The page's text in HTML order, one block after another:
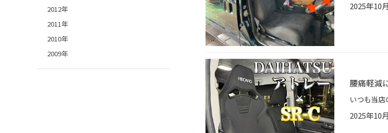
2025年10
腰痛軽減
2025年10
2012年
2011年
2010年
2009年